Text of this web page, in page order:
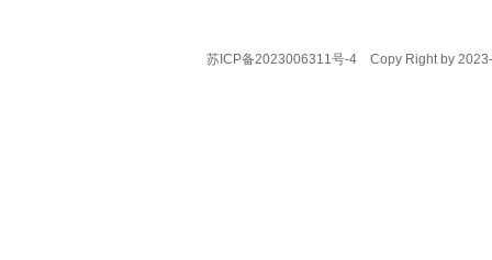
苏ICP备2023006311号-4Copy Right by 2023-